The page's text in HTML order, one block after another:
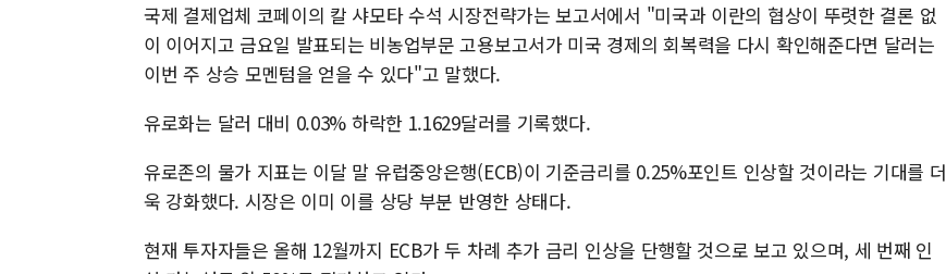
국제 결제업체 코페이의 칼 샤모타 수석 시장전략가는 보고서에서 "미국과 이란의 협상이 뚜렷한 결론 없
이 이어지고 금요일 발표되는 비농업부문 고용보고서가 미국 경제의 회복력을 다시 확인해준다면 달러는
이번 주 상승 모멘텀을 얻을 수 있다"고 말했다.
유로화는 달러 대비 0.03% 하락한 1.1629달러를 기록했다.
유로존의 물가 지표는 이달 말 유럽중앙은행(ECB)이 기준금리를 0.25%포인트 인상할 것이라는 기대를 더
욱 강화했다. 시장은 이미 이를 상당 부분 반영한 상태다.
현재 투자자들은 올해 12월까지 ECB가 두 차례 추가 금리 인상을 단행할 것으로 보고 있으며, 세 번째 인